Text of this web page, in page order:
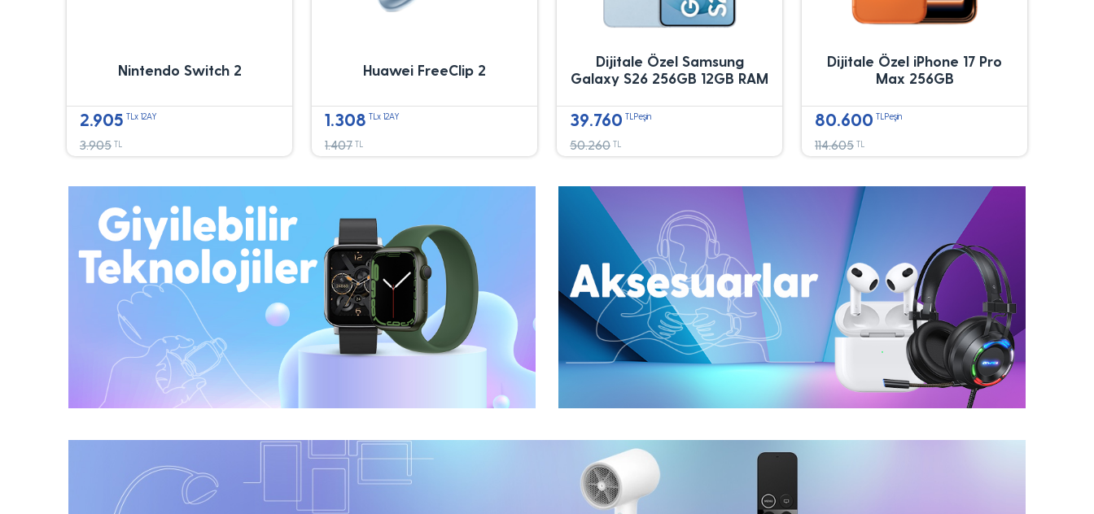
Nintendo Switch 2
2.905 TLx 12AY
3.905 TL
Huawei FreeClip 2
1.308 TLx 12AY
1.407 TL
Dijitale Özel Samsung
Galaxy S26 256GB 12GB RAM
39.760 TLPeşin
50.260 TL
Dijitale Özel iPhone 17 Pro
Max 256GB
80.600 TLPeşin
114.605 TL